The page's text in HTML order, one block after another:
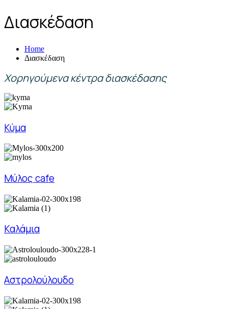
Διασκέδαση
Home
Διασκέδαση
Χορηγούμενα κέντρα διασκέδασης
Κύμα
Μύλος cafe
Καλάμια
Αστρολούλουδο